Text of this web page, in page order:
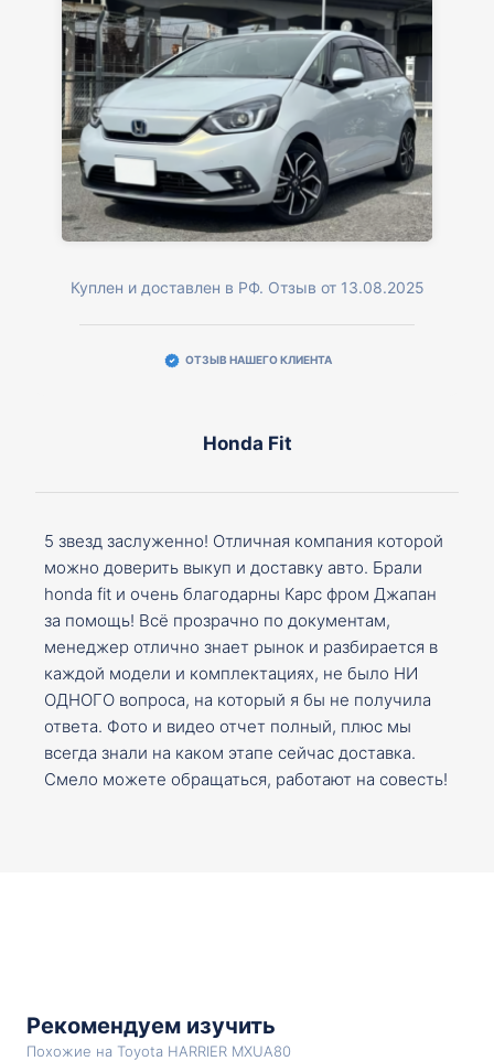
Куплен и доставлен в РФ. Отзыв от 13.08.2025
ОТЗЫВ НАШЕГО КЛИЕНТА
Honda Fit
5 звезд заслуженно! Отличная компания которой
можно доверить выкуп и доставку авто. Брали
honda fit и очень благодарны Карс фром Джапан
за помощь! Всё прозрачно по документам,
менеджер отлично знает рынок и разбирается в
каждой модели и комплектациях, не было НИ
ОДНОГО вопроса, на который я бы не получила
ответа. Фото и видео отчет полный, плюс мы
всегда знали на каком этапе сейчас доставка.
Смело можете обращаться, работают на совесть!
Рекомендуем изучить
Похожие на Toyota HARRIER MXUA80